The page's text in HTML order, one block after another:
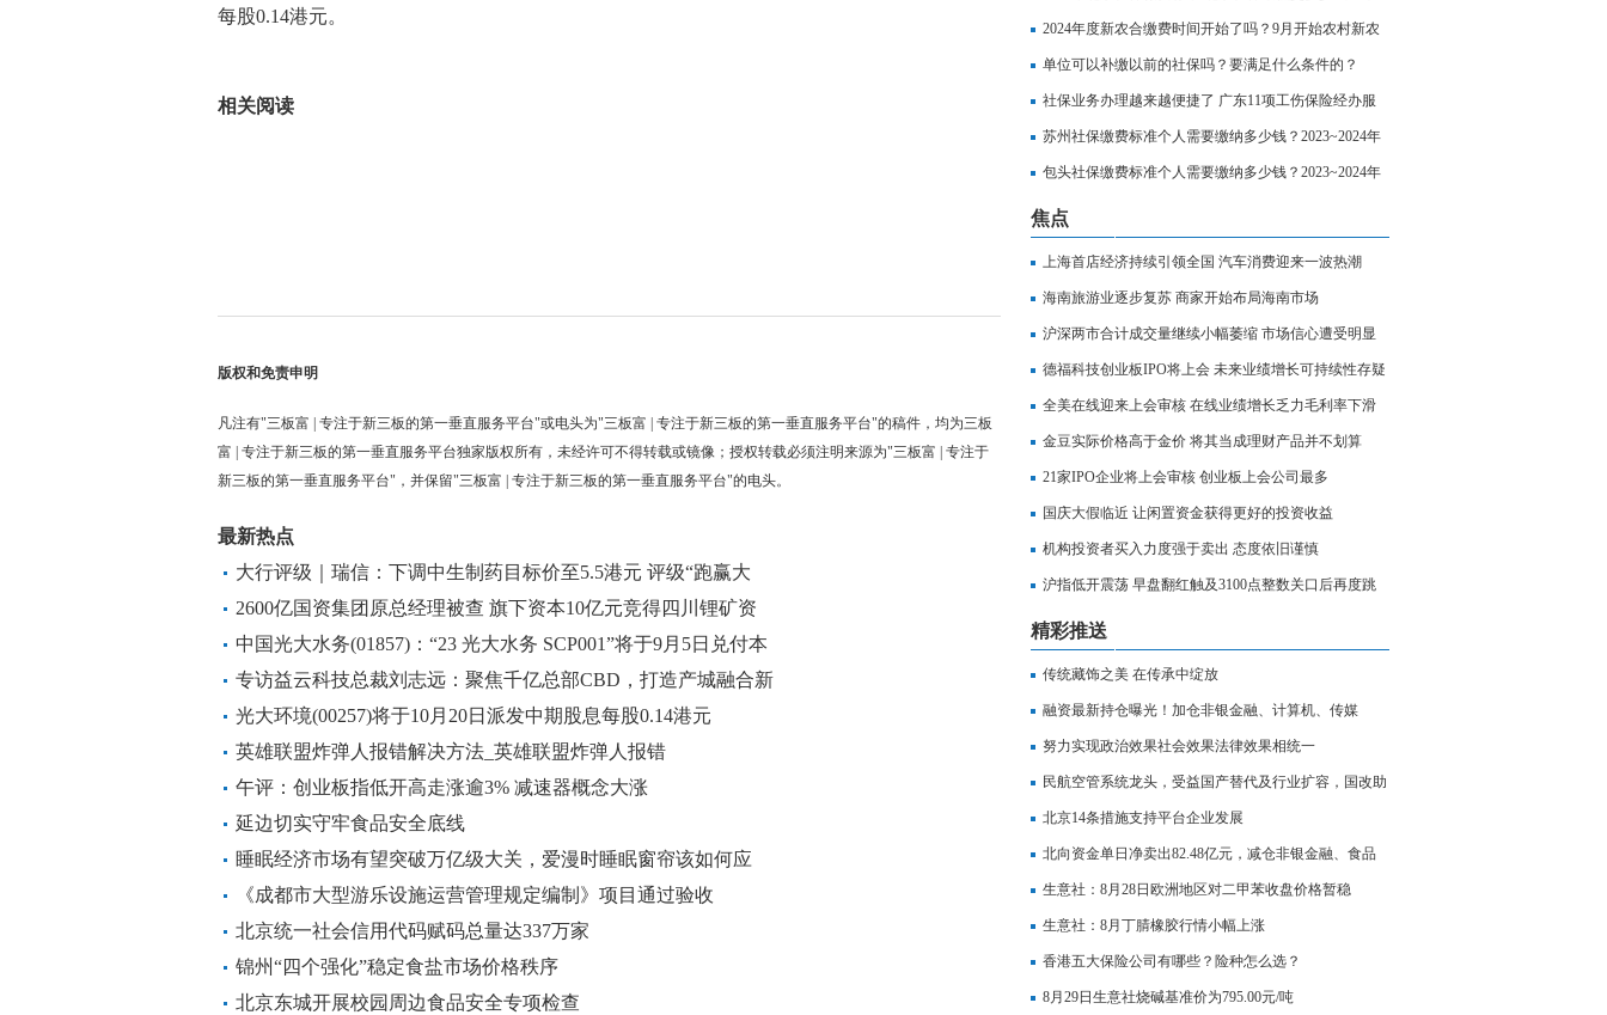
每股0.14港元。
相关阅读
版权和免责申明
凡注有"三板富 | 专注于新三板的第一垂直服务平台"或电头为"三板富 | 专注于新三板的第一垂直服务平台"的稿件，均为三板
富 | 专注于新三板的第一垂直服务平台独家版权所有，未经许可不得转载或镜像；授权转载必须注明来源为"三板富 | 专注于
新三板的第一垂直服务平台"，并保留"三板富 | 专注于新三板的第一垂直服务平台"的电头。
最新热点
大行评级｜瑞信：下调中生制药目标价至5.5港元 评级“跑赢大
市”
2600亿国资集团原总经理被查 旗下资本10亿元竞得四川锂矿资
源
中国光大水务(01857)：“23 光大水务 SCP001”将于9月5日兑付本
息
专访益云科技总裁刘志远：聚焦千亿总部CBD，打造产城融合新
地标
光大环境(00257)将于10月20日派发中期股息每股0.14港元
英雄联盟炸弹人报错解决方法_英雄联盟炸弹人报错
午评：创业板指低开高走涨逾3% 减速器概念大涨
延边切实守牢食品安全底线
睡眠经济市场有望突破万亿级大关，爱漫时睡眠窗帘该如何应
对？
《成都市大型游乐设施运营管理规定编制》项目通过验收
北京统一社会信用代码赋码总量达337万家
锦州“四个强化”稳定食盐市场价格秩序
北京东城开展校园周边食品安全专项检查
月 ？
2024年度新农合缴费时间开始了吗？9月开始农村新农
合缴费标准是多少？
单位可以补缴以前的社保吗？要满足什么条件的？
社保业务办理越来越便捷了 广东11项工伤保险经办服
务实现“全省通办”
苏州社保缴费标准个人需要缴纳多少钱？2023~2024年
苏州社保缴费多少钱一个月
包头社保缴费标准个人需要缴纳多少钱？2023~2024年
包头社保缴费多少钱一个月
焦点
上海首店经济持续引领全国 汽车消费迎来一波热潮
海南旅游业逐步复苏 商家开始布局海南市场
沪深两市合计成交量继续小幅萎缩 市场信心遭受明显
打击
德福科技创业板IPO将上会 未来业绩增长可持续性存疑
全美在线迎来上会审核 在线业绩增长乏力毛利率下滑
金豆实际价格高于金价 将其当成理财产品并不划算
21家IPO企业将上会审核 创业板上会公司最多
国庆大假临近 让闲置资金获得更好的投资收益
机构投资者买入力度强于卖出 态度依旧谨慎
沪指低开震荡 早盘翻红触及3100点整数关口后再度跳
水
精彩推送
传统藏饰之美 在传承中绽放
融资最新持仓曝光！加仓非银金融、计算机、传媒
努力实现政治效果社会效果法律效果相统一
民航空管系统龙头，受益国产替代及行业扩容，国改助
力腾飞——8月29日研报挖矿
北京14条措施支持平台企业发展
北向资金单日净卖出82.48亿元，减仓非银金融、食品
饮料、汽车
生意社：8月28日欧洲地区对二甲苯收盘价格暂稳
生意社：8月丁腈橡胶行情小幅上涨
香港五大保险公司有哪些？险种怎么选？
8月29日生意社烧碱基准价为795.00元/吨